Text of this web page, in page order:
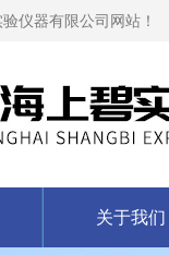
仪器有限公司网站！
关于我们